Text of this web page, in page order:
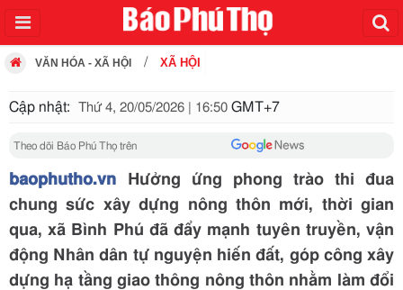
VĂN HÓA - XÃ HỘI XÃ HỘI
Cập nhật: Thứ 4, 20/05/2026 | 16:50 GMT+7
Theo dõi Báo Phú Thọ trên
baophutho.vn Hưởng ứng phong trào thi đua
chung sức xây dựng nông thôn mới, thời gian
qua, xã Bình Phú đã đẩy mạnh tuyên truyền, vận
động Nhân dân tự nguyện hiến đất, góp công xây
dựng hạ tầng giao thông nông thôn nhằm làm đổi